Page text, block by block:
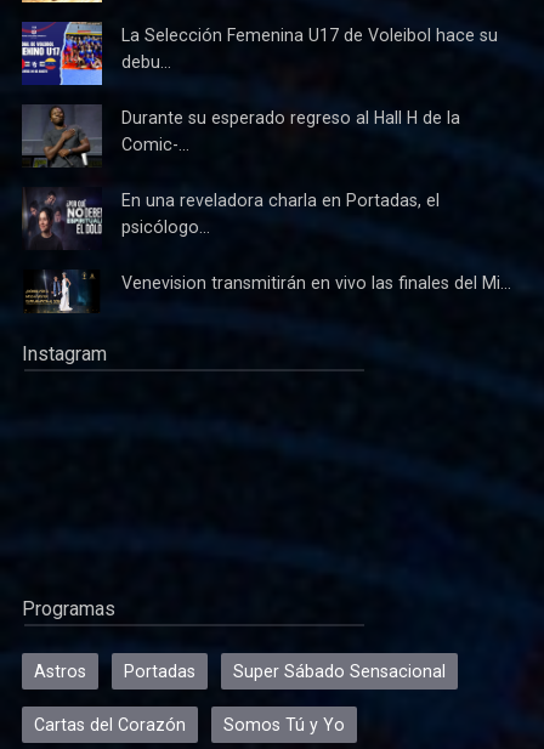
La Selección Femenina U17 de Voleibol hace su
debu...
Durante su esperado regreso al Hall H de la
Comic-...
En una reveladora charla en Portadas, el
psicólogo...
Venevision transmitirán en vivo las finales del Mi...
Instagram
Programas
Astros Portadas Super Sábado Sensacional
Cartas del Corazón Somos Tú y Yo